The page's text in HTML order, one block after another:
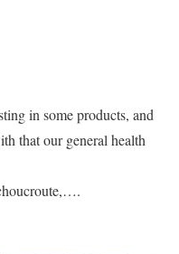
in some products, and
that our general health